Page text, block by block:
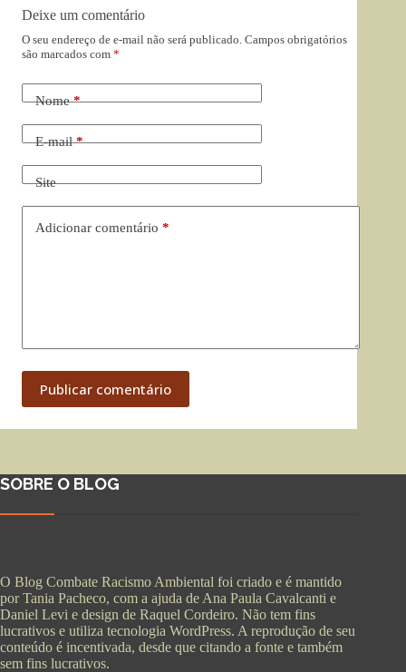
Deixe um comentário
O seu endereço de e-mail não será publicado. Campos obrigatórios
são marcados com *
Nome*
E-mail*
Site
Adicionar comentário *
Publicar comentário
SOBRE O BLOG
O Blog Combate Racismo Ambiental foi criado e é mantido
por Tania Pacheco, com a ajuda de Ana Paula Cavalcanti e
Daniel Levi e design de Raquel Cordeiro. Não tem fins
lucrativos e utiliza tecnologia WordPress. A reprodução de seu
conteúdo é incentivada, desde que citando a fonte e também
sem fins lucrativos.